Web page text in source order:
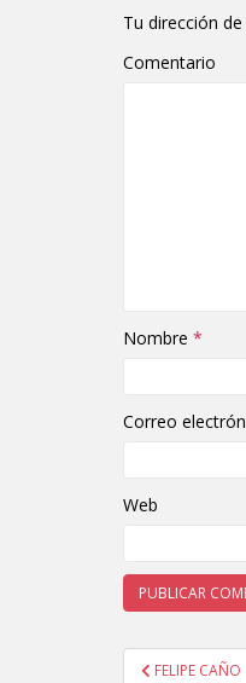
Tu dirección
Comentario
Nombre *
Correo
Web
FELIPE CAÑO